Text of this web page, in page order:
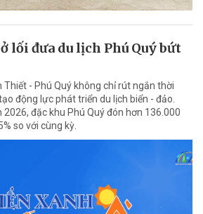
lối đưa du lịch Phú Quý bứt
Thiết - Phú Quý không chỉ rút ngắn thời
động lực phát triển du lịch biển - đảo.
đặc khu Phú Quý đón hơn 136.000
so với cùng kỳ.